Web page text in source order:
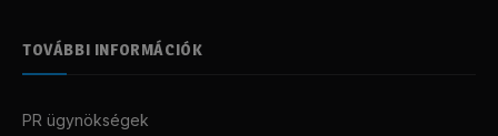
TOVÁBBI INFORMÁCIÓK
PR ügynökségek